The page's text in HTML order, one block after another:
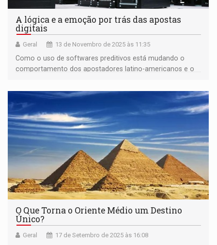
A lógica e a emoção por trás das apostas
digitais
Geral 13 de Novembro de 2025 às 11:35
Como o uso de softwares preditivos está mudando o
comportamento dos apostadores latino-americanos e o
O Que Torna o Oriente Médio um Destino
Único?
Geral 17 de Setembro de 2025 às 16:08